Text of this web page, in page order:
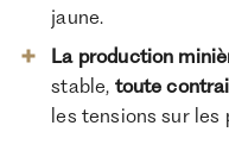
jaune.
La production
stable, toute
les tensions sur les